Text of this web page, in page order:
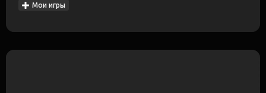
Мои игры